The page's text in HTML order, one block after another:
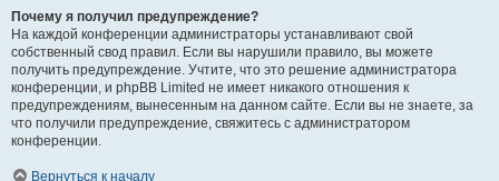
Почему я получил предупреждение?
На каждой конференции администраторы устанавливают свой
собственный свод правил. Если вы нарушили правило, вы можете
получить предупреждение. Учтите, что это решение администратора
конференции, и phpBB Limited не имеет никакого отношения к
предупреждениям, вынесенным на данном сайте. Если вы не знаете, за
что получили предупреждение, свяжитесь с администратором
конференции.
Вернуться к началу